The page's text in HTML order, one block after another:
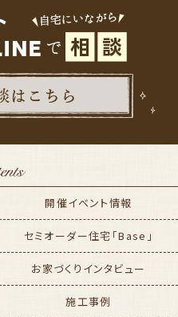
開催イベント情報
セミオーダー住宅「Base」
お家づくりインタビュー
施工事例